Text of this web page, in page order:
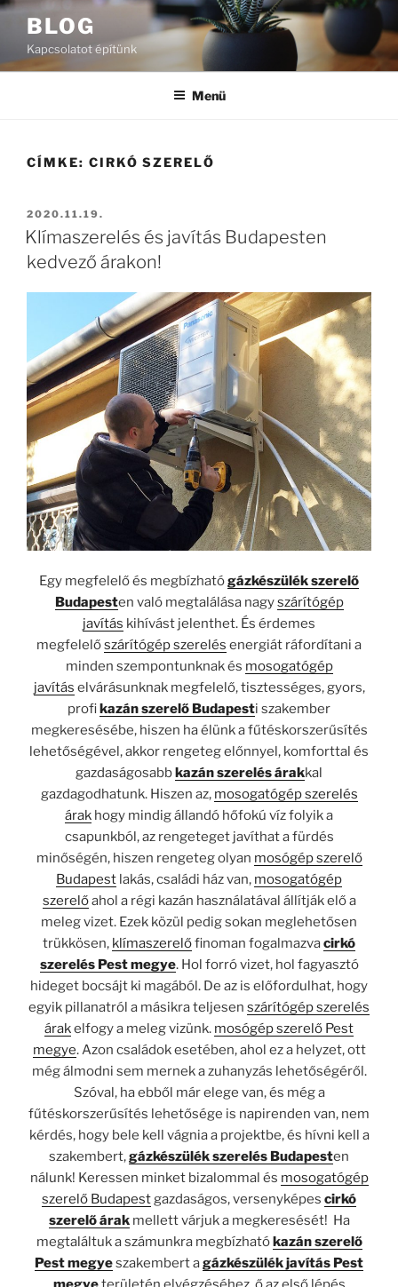
Tartalomhoz
BLOG
Kapcsolatot építünk
Menü
CÍMKE: CIRKÓ SZERELŐ
BEKÜLDVE:
2020.11.19.
Klímaszerelés és javítás Budapesten
kedvező árakon!
Egy megfelelő és megbízhatógázkészülék szerelő
Budapesten való megtalálása nagyszárítógép
javítás kihívást jelenthet. És érdemes
megfelelőszárítógép szerelés energiát ráfordítani a
minden szempontunknak és mosogatógép
javítás elvárásunknak megfelelő, tisztességes, gyors,
profikazán szerelő Budapesti szakember
megkeresésébe, hiszen ha élünk a fűtéskorszerűsítés
lehetőségével, akkor rengeteg előnnyel, komforttal és
gazdaságosabbkazán szerelés árakkal
gazdagodhatunk. Hiszen az, mosogatógép szerelés
árak hogy mindig állandó hőfokú víz folyik a
csapunkból, az rengeteget javíthat a fürdés
minőségén, hiszen rengeteg olyan mosógép szerelő
Budapest lakás, családi ház van, mosogatógép
szerelőahol a régi kazán használatával állítják elő a
meleg vizet. Ezek közül pedig sokan meglehetősen
trükkösen, klímaszerelőfinoman fogalmazvacirkó
szerelés Pest megye. Hol forró vizet, hol fagyasztó
hideget bocsájt ki magából. De az is előfordulhat, hogy
egyik pillanatról a másikra teljesen szárítógép szerelés
árakelfogy a meleg vizünk. mosógép szerelő Pest
megye. Azon családok esetében, ahol ez a helyzet, ott
még álmodni sem mernek a zuhanyzás lehetőségéről.
Szóval, ha ebből már elege van, és még a
fűtéskorszerűsítés lehetősége is napirenden van, nem
kérdés, hogy bele kell vágnia a projektbe, és hívni kell a
szakembert,gázkészülék szerelés Budapesten
nálunk! Keressen minket bizalommal és mosogatógép
szerelő Budapestgazdaságos, versenyképes cirkó
szerelő árakmellett várjuk a megkeresését! Ha
megtaláltuk a számunkra megbízhatókazán szerelő
Pest megyeszakembert agázkészülék javítás Pest